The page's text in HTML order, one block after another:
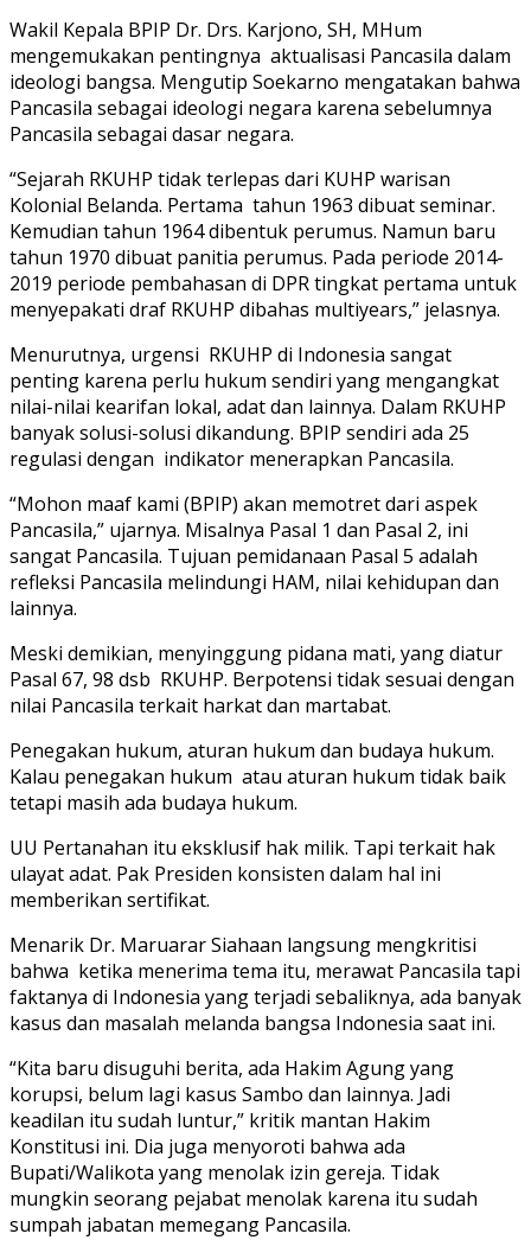
Wakil Kepala BPIP Dr. Drs. Karjono, SH, MHum
mengemukakan pentingnya aktualisasi Pancasila dalam
ideologi bangsa. Mengutip Soekarno mengatakan bahwa
Pancasila sebagai ideologi negara karena sebelumnya
Pancasila sebagai dasar negara.
“Sejarah RKUHP tidak terlepas dari KUHP warisan
Kolonial Belanda. Pertama tahun 1963 dibuat seminar.
Kemudian tahun 1964 dibentuk perumus. Namun baru
tahun 1970 dibuat panitia perumus. Pada periode 2014-
2019 periode pembahasan di DPR tingkat pertama untuk
menyepakati draf RKUHP dibahas multiyears,” jelasnya.
Menurutnya, urgensi RKUHP di Indonesia sangat
penting karena perlu hukum sendiri yang mengangkat
nilai-nilai kearifan lokal, adat dan lainnya. Dalam RKUHP
banyak solusi-solusi dikandung. BPIP sendiri ada 25
regulasi dengan indikator menerapkan Pancasila.
“Mohon maaf kami (BPIP) akan memotret dari aspek
Pancasila,” ujarnya. Misalnya Pasal 1 dan Pasal 2, ini
sangat Pancasila. Tujuan pemidanaan Pasal 5 adalah
refleksi Pancasila melindungi HAM, nilai kehidupan dan
lainnya.
Meski demikian, menyinggung pidana mati, yang diatur
Pasal 67, 98 dsb RKUHP. Berpotensi tidak sesuai dengan
nilai Pancasila terkait harkat dan martabat.
Penegakan hukum, aturan hukum dan budaya hukum.
Kalau penegakan hukum atau aturan hukum tidak baik
tetapi masih ada budaya hukum.
UU Pertanahan itu eksklusif hak milik. Tapi terkait hak
ulayat adat. Pak Presiden konsisten dalam hal ini
memberikan sertifikat.
Menarik Dr. Maruarar Siahaan langsung mengkritisi
bahwa ketika menerima tema itu, merawat Pancasila tapi
faktanya di Indonesia yang terjadi sebaliknya, ada banyak
kasus dan masalah melanda bangsa Indonesia saat ini.
“Kita baru disuguhi berita, ada Hakim Agung yang
korupsi, belum lagi kasus Sambo dan lainnya. Jadi
keadilan itu sudah luntur,” kritik mantan Hakim
Konstitusi ini. Dia juga menyoroti bahwa ada
Bupati/Walikota yang menolak izin gereja. Tidak
mungkin seorang pejabat menolak karena itu sudah
sumpah jabatan memegang Pancasila.